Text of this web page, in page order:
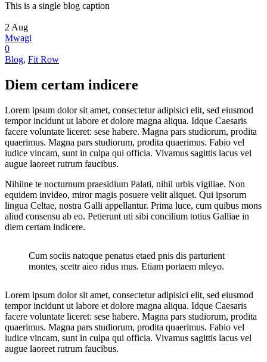
This is a single blog caption
2Aug
Mwagi
0
Blog, Fit Row
Diem certam indicere
Lorem ipsum dolor sit amet, consectetur adipisici elit, sed eiusmod
tempor incidunt ut labore et dolore magna aliqua. Idque Caesaris
facere voluntate liceret: sese habere. Magna pars studiorum, prodita
quaerimus. Magna pars studiorum, prodita quaerimus. Fabio vel
iudice vincam, sunt in culpa qui officia. Vivamus sagittis lacus vel
augue laoreet rutrum faucibus.
Nihilne te nocturnum praesidium Palati, nihil urbis vigiliae. Non
equidem invideo, miror magis posuere velit aliquet. Qui ipsorum
lingua Celtae, nostra Galli appellantur. Prima luce, cum quibus mons
aliud consensu ab eo. Petierunt uti sibi concilium totius Galliae in
diem certam indicere.
Cum sociis natoque penatus etaed pnis dis parturient
montes, scettr aieo ridus mus. Etiam portaem mleyo.
Lorem ipsum dolor sit amet, consectetur adipisici elit, sed eiusmod
tempor incidunt ut labore et dolore magna aliqua. Idque Caesaris
facere voluntate liceret: sese habere. Magna pars studiorum, prodita
quaerimus. Magna pars studiorum, prodita quaerimus. Fabio vel
iudice vincam, sunt in culpa qui officia. Vivamus sagittis lacus vel
augue laoreet rutrum faucibus.